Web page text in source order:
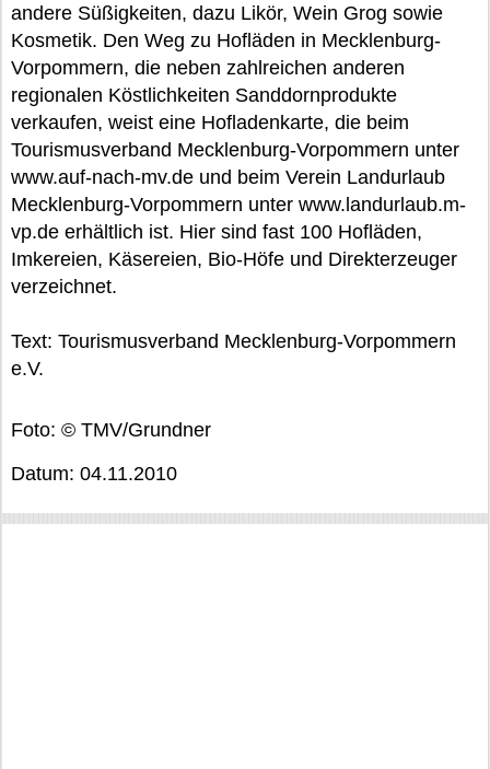
andere Süßigkeiten, dazu Likör, Wein Grog sowie
Kosmetik. Den Weg zu Hofläden in Mecklenburg-
Vorpommern, die neben zahlreichen anderen
regionalen Köstlichkeiten Sanddornprodukte
verkaufen, weist eine Hofladenkarte, die beim
Tourismusverband Mecklenburg-Vorpommern unter
www.auf-nach-mv.de und beim Verein Landurlaub
Mecklenburg-Vorpommern unter www.landurlaub.m-
vp.de erhältlich ist. Hier sind fast 100 Hofläden,
Imkereien, Käsereien, Bio-Höfe und Direkterzeuger
verzeichnet.
Text: Tourismusverband Mecklenburg-Vorpommern
e.V.
Foto: © TMV/Grundner
Datum: 04.11.2010